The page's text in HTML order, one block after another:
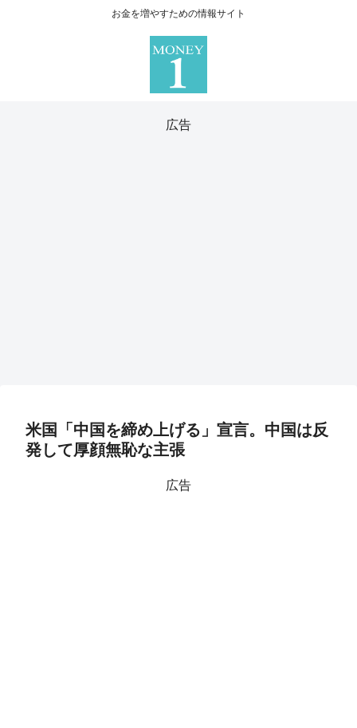
お金を増やすための情報サイト
広告
米国「中国を締め上げる」宣言。中国は反
発して厚顔無恥な主張
広告